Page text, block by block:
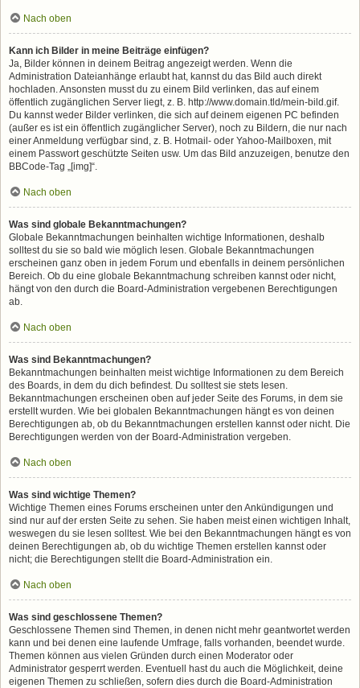
Nach oben
Kann ich Bilder in meine Beiträge einfügen?
Ja, Bilder können in deinem Beitrag angezeigt werden. Wenn die
Administration Dateianhänge erlaubt hat, kannst du das Bild auch direkt
hochladen. Ansonsten musst du zu einem Bild verlinken, das auf einem
öffentlich zugänglichen Server liegt, z. B. http://www.domain.tld/mein-bild.gif.
Du kannst weder Bilder verlinken, die sich auf deinem eigenen PC befinden
(außer es ist ein öffentlich zugänglicher Server), noch zu Bildern, die nur nach
einer Anmeldung verfügbar sind, z. B. Hotmail- oder Yahoo-Mailboxen, mit
einem Passwort geschützte Seiten usw. Um das Bild anzuzeigen, benutze den
BBCode-Tag „[img]“.
Nach oben
Was sind globale Bekanntmachungen?
Globale Bekanntmachungen beinhalten wichtige Informationen, deshalb
solltest du sie so bald wie möglich lesen. Globale Bekanntmachungen
erscheinen ganz oben in jedem Forum und ebenfalls in deinem persönlichen
Bereich. Ob du eine globale Bekanntmachung schreiben kannst oder nicht,
hängt von den durch die Board-Administration vergebenen Berechtigungen
ab.
Nach oben
Was sind Bekanntmachungen?
Bekanntmachungen beinhalten meist wichtige Informationen zu dem Bereich
des Boards, in dem du dich befindest. Du solltest sie stets lesen.
Bekanntmachungen erscheinen oben auf jeder Seite des Forums, in dem sie
erstellt wurden. Wie bei globalen Bekanntmachungen hängt es von deinen
Berechtigungen ab, ob du Bekanntmachungen erstellen kannst oder nicht. Die
Berechtigungen werden von der Board-Administration vergeben.
Nach oben
Was sind wichtige Themen?
Wichtige Themen eines Forums erscheinen unter den Ankündigungen und
sind nur auf der ersten Seite zu sehen. Sie haben meist einen wichtigen Inhalt,
weswegen du sie lesen solltest. Wie bei den Bekanntmachungen hängt es von
deinen Berechtigungen ab, ob du wichtige Themen erstellen kannst oder
nicht; die Berechtigungen stellt die Board-Administration ein.
Nach oben
Was sind geschlossene Themen?
Geschlossene Themen sind Themen, in denen nicht mehr geantwortet werden
kann und bei denen eine laufende Umfrage, falls vorhanden, beendet wurde.
Themen können aus vielen Gründen durch einen Moderator oder
Administrator gesperrt werden. Eventuell hast du auch die Möglichkeit, deine
eigenen Themen zu schließen, sofern dies durch die Board-Administration